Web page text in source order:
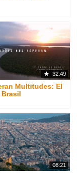
32:49
Multitudes: El
08:21